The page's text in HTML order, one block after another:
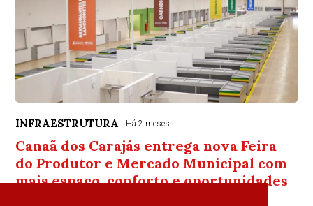
INFRAESTRUTURA Há 2 meses
Canaã dos Carajás entrega nova Feira
do Produtor e Mercado Municipal com
mais espaço, conforto e oportunidades